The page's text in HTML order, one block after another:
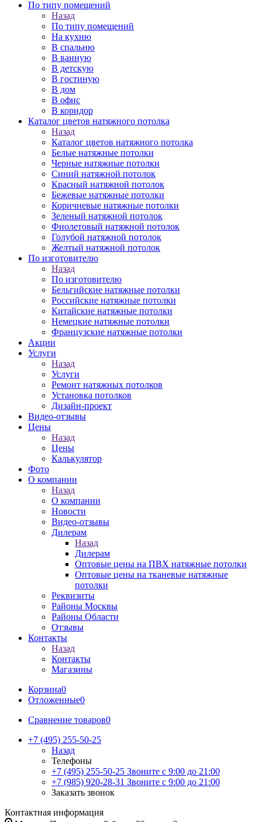
По типу помещений
Назад
По типу помещений
На кухню
В спальню
В ванную
В детскую
В гостиную
В дом
В офис
В коридор
Каталог цветов натяжного потолка
Назад
Каталог цветов натяжного потолка
Белые натяжные потолки
Черные натяжные потолки
Синий натяжной потолок
Красный натяжной потолок
Бежевые натяжные потолки
Коричневые натяжные потолки
Зеленый натяжной потолок
Фиолетовый натяжной потолок
Голубой натяжной потолок
Желтый натяжной потолок
По изготовителю
Назад
По изготовителю
Бельгийские натяжные потолки
Российские натяжные потолки
Китайские натяжные потолки
Немецкие натяжные потолки
Французские натяжные потолки
Акции
Услуги
Назад
Услуги
Ремонт натяжных потолков
Установка потолков
Дизайн-проект
Видео-отзывы
Цены
Назад
Цены
Калькулятор
Фото
О компании
Назад
О компании
Новости
Видео-отзывы
Дилерам
Назад
Дилерам
Оптовые цены на ПВХ натяжные потолки
Оптовые цены на тканевые натяжные
потолки
Реквизиты
Районы Москвы
Районы Области
Отзывы
Контакты
Назад
Контакты
Магазины
Корзина0
Отложенные0
Сравнение товаров0
+7 (495) 255-50-25
Назад
Телефоны
+7 (495) 255-50-25 Звоните с 9:00 до 21:00
+7 (985) 920-28-31 Звоните с 9:00 до 21:00
Заказать звонок
Контактная информация